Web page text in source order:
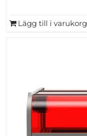
Lägg till i varukorg